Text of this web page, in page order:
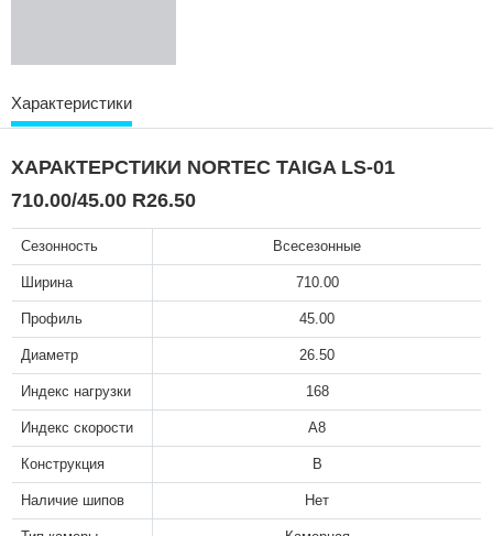
Характеристики
ХАРАКТЕРСТИКИ NORTEC TAIGA LS-01
710.00/45.00 R26.50
Сезонность Всесезонные
Ширина 710.00
Профиль 45.00
Диаметр 26.50
Индекс нагрузки 168
Индекс скорости A8
Конструкция B
Наличие шипов Нет